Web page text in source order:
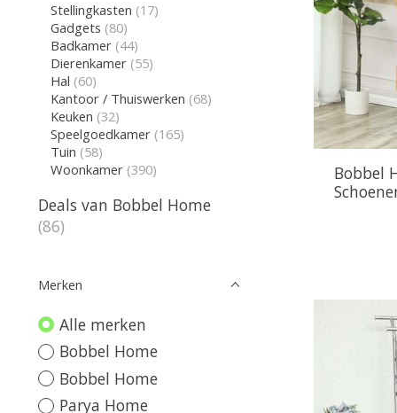
Stellingkasten (17)
Gadgets (80)
Badkamer (44)
Dierenkamer (55)
Hal (60)
Kantoor / Thuiswerken (68)
Keuken (32)
Speelgoedkamer (165)
Tuin (58)
Woonkamer (390)
Deals van Bobbel Home
(86)
Merken
Alle merken
Bobbel Home
Bobbel Home
Parya Home
Bobbel